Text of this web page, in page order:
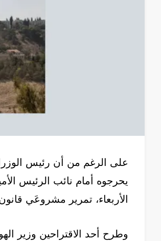
على الرغم من أن رئيس الوزراء
يحرجوه أمام نائب الرئيس
الأربعاء، تمرير مشروعَي
وطرح أحد الاقتراحين وزير